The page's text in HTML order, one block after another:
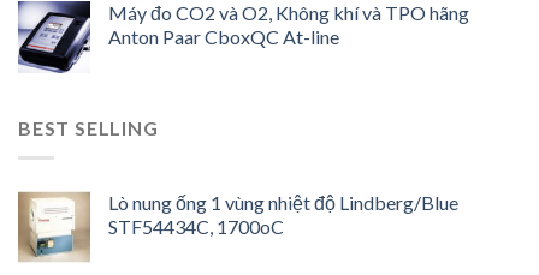
Máy đo CO2 và O2, Không khí và TPO hãng
Anton Paar CboxQC At-line
BEST SELLING
Lò nung ống 1 vùng nhiệt độ Lindberg/Blue
STF54434C, 1700oC